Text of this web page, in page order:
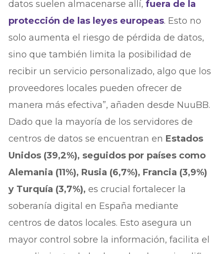
datos suelen almacenarse allí,fuera de la
protección de las leyes europeas. Esto no
solo aumenta el riesgo de pérdida de datos,
sino que también limita la posibilidad de
recibir un servicio personalizado, algo que los
proveedores locales pueden ofrecer de
manera más efectiva”, añaden desde NuuBB.
Dado que la mayoría de los servidores de
centros de datos se encuentran en Estados
Unidos (39,2%), seguidos por países como
Alemania (11%), Rusia (6,7%), Francia (3,9%)
y Turquía (3,7%), es crucial fortalecer la
soberanía digital en España mediante
centros de datos locales. Esto asegura un
mayor control sobre la información, facilita el